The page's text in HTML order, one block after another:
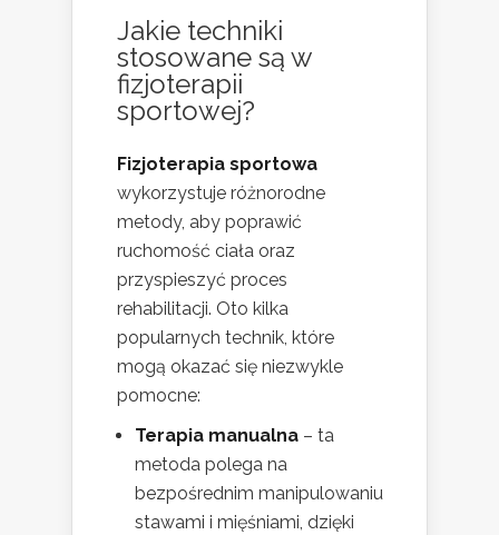
Jakie techniki
stosowane są w
fizjoterapii
sportowej?
Fizjoterapia sportowa
wykorzystuje różnorodne
metody, aby poprawić
ruchomość ciała oraz
przyspieszyć proces
rehabilitacji. Oto kilka
popularnych technik, które
mogą okazać się niezwykle
pomocne:
Terapia manualna – ta
metoda polega na
bezpośrednim manipulowaniu
stawami i mięśniami, dzięki